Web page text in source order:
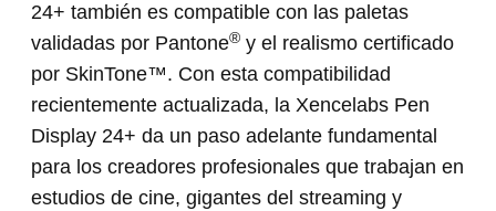
24+ también es compatible con las paletas
validadas por Pantone® y el realismo certificado
por SkinTone™. Con esta compatibilidad
recientemente actualizada, la Xencelabs Pen
Display 24+ da un paso adelante fundamental
para los creadores profesionales que trabajan en
estudios de cine, gigantes del streaming y